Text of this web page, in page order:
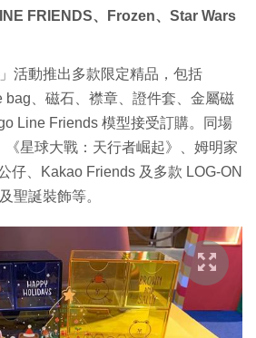
FRIENDS、Frozen、Star Wars
活動推出多款限定精品，包括
bag、磁石、襟章、證件套、金屬磁
Line Friends 模型接受訂購。同場
《星球大戰：天行者崛起》、姆明家
仔、Kakao Friends 及多款 LOG-ON
聖誕裝飾等。